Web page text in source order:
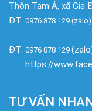
Thôn Tam Á, xã Gia
ĐT: 0976 878 129
ĐT: 0976 878 129
https://
TƯ VẤN